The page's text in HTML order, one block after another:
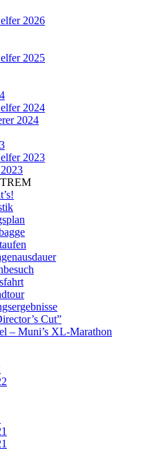
2026
2025
2024
2024
2023
Cut”
– Muni’s XL-Marathon